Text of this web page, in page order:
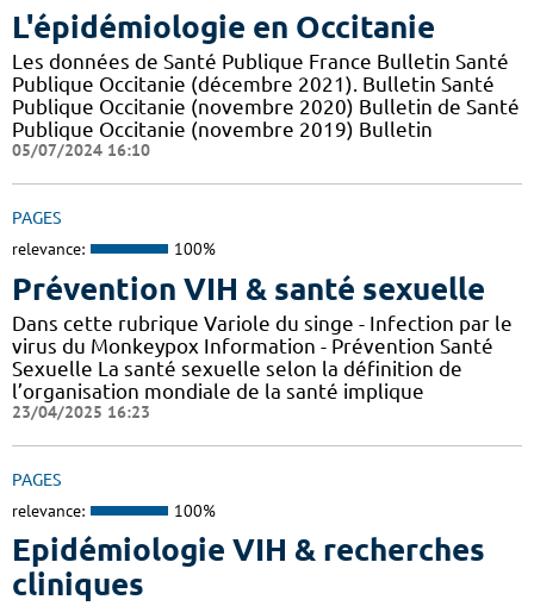
L'épidémiologie en Occitanie
Les données de Santé Publique France Bulletin Santé
Publique Occitanie (décembre 2021). Bulletin Santé
Publique Occitanie (novembre 2020) Bulletin de Santé
Publique Occitanie (novembre 2019) Bulletin
05/07/2024 16:10
PAGES
relevance: 100%
Prévention VIH & santé sexuelle
Dans cette rubrique Variole du singe - Infection par le
virus du Monkeypox Information - Prévention Santé
Sexuelle La santé sexuelle selon la définition de
l’organisation mondiale de la santé implique
23/04/2025 16:23
PAGES
relevance: 100%
Epidémiologie VIH & recherches
cliniques